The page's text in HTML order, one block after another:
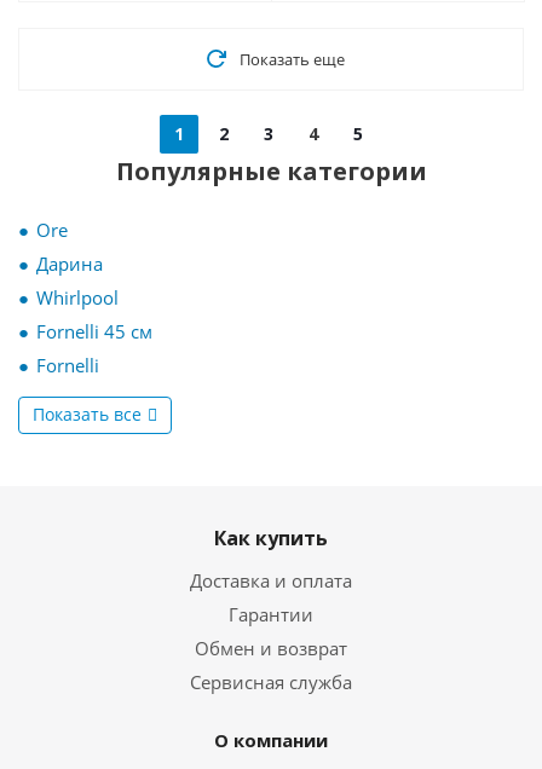
Показать еще
1 2 3 4 5
Популярные категории
Ore
Дарина
Whirlpool
Fornelli 45 см
Fornelli
Показать все
Как купить
Доставка и оплата
Гарантии
Обмен и возврат
Сервисная служба
О компании